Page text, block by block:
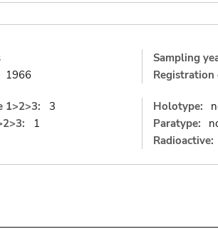
1966
Sampling
Registration
1>2>3:
3
1
Holotype:
Paratype:
Radioactive: